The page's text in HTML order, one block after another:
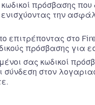
πρόσβασης που
ενισχύοντας την
επιτρέποντας στο
πρόσβασης για
σας κωδικοί
σύνδεση στον